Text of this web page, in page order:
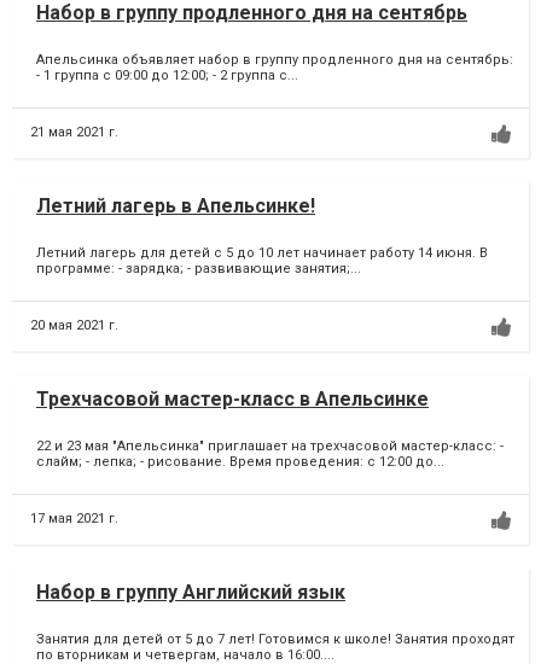
Набор в группу продленного дня на сентябрь
Апельсинка объявляет набор в группу продленного дня на сентябрь:
- 1 группа с 09:00 до 12:00; - 2 группа c...
21 мая 2021 г.
Летний лагерь в Апельсинке!
Летний лагерь для детей с 5 до 10 лет начинает работу 14 июня. В
программе: - зарядка; - развивающие занятия;...
20 мая 2021 г.
Трехчасовой мастер-класс в Апельсинке
22 и 23 мая "Апельсинка" приглашает на трехчасовой мастер-класс: -
слайм; - лепка; - рисование. Время проведения: с 12:00 до...
17 мая 2021 г.
Набор в группу Английский язык
Занятия для детей от 5 до 7 лет! Готовимся к школе! Занятия проходят
по вторникам и четвергам, начало в 16:00....